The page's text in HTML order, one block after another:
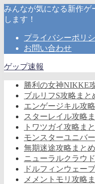
みんなが気になる新作ゲ
します！
プライバシーポリ
お問い合わせ
ゲップ速報
勝利の女神NIKKE
ブルリフS攻略まと
エンゲージキル攻
スターレイル攻略
トワツガイ攻略ま
モンスターユニバ
無期迷途攻略まとめ
ニューラルクラウ
ドルフィンウェー
メメントモリ攻略